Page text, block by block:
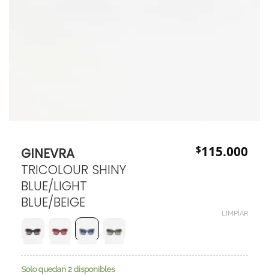
GINEVRA
TRICOLOUR SHINY
BLUE/LIGHT
BLUE/BEIGE
$115.000
LIMPIAR
Solo quedan 2 disponibles